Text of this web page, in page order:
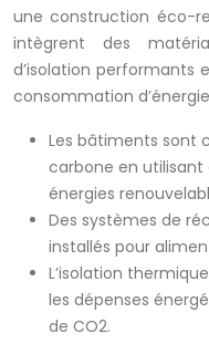
une construction éco-
intègrent des
d’isolation performants
consommation
Les bâtiments sont
carbone en
énergies
Des systèmes de
installés pour
L’isolation
les dépenses
de CO2.